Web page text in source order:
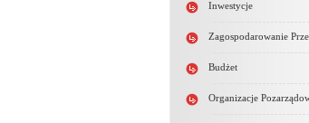
Inwestycje
Zagospodarowanie
Budżet
Organizacje